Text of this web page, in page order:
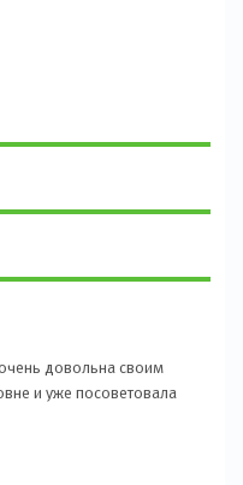
довольна своим
и уже посоветовала